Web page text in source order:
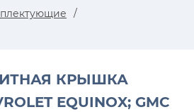
/
КРЫШКА
EQUINOX; GMC